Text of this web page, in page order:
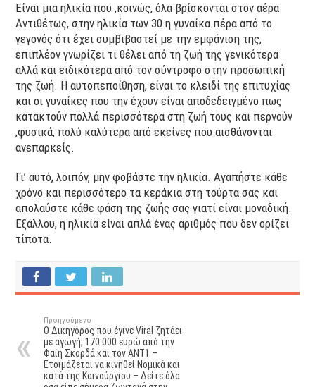
Είναι μια ηλικία που ,κοινώς, όλα βρίσκονται στον αέρα.
Αντιθέτως, στην ηλικία των 30 η γυναίκα πέρα από το
γεγονός ότι έχει συμβιβαστεί με την εμφάνιση της,
επιπλέον γνωρίζει τι θέλει από τη ζωή της γενικότερα
αλλά και ειδικότερα από τον σύντροφο στην προσωπική
της ζωή. Η αυτοπεποίθηση, είναι το κλειδί της επιτυχίας
και οι γυναίκες που την έχουν είναι αποδεδειγμένο πως
κατακτούν πολλά περισσότερα στη ζωή τους και περνούν
,φυσικά, πολύ καλύτερα από εκείνες που αισθάνονται
ανεπαρκείς.
Γι’ αυτό, λοιπόν, μην φοβάστε την ηλικία. Αγαπήστε κάθε
χρόνο και περισσότερο τα κεράκια στη τούρτα σας και
απολαύστε κάθε φάση της ζωής σας γιατί είναι μοναδική.
Εξάλλου, η ηλικία είναι απλά ένας αριθμός που δεν ορίζει
τίποτα.
Προηγούμενο
Ο Δικηγόρος που έγινε Viral ζητάει
με αγωγή, 170.000 ευρώ από την
Φαίη Σκορδά και τον ΑΝΤ1 –
Ετοιμάζεται να κινηθεί Νομικά και
κατά της Καινούργιου – Δείτε όλα